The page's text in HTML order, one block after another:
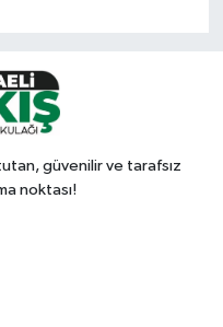
güvenilir ve tarafsız
noktası!